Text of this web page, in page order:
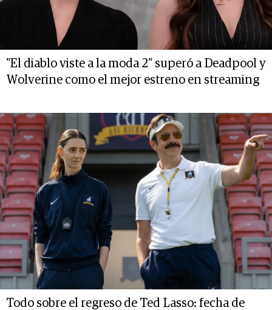
"El diablo viste a la moda 2" superó a Deadpool y
Wolverine como el mejor estreno en streaming
Todo sobre el regreso de Ted Lasso: fecha de